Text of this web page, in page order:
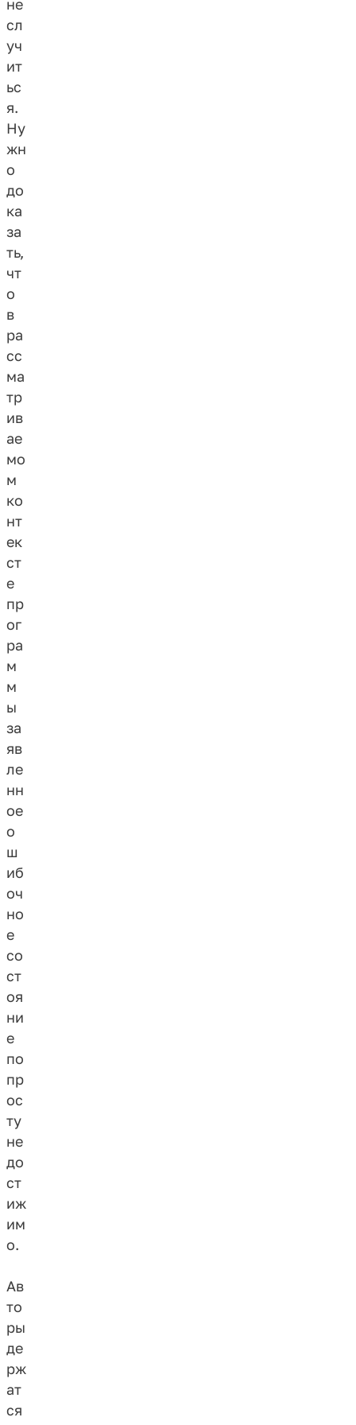
не
сл
уч
ит
ьс
я.
Ну
жн
о
до
ка
за
ть,
чт
о
в
ра
сс
ма
тр
ив
ае
мо
м
ко
нт
ек
ст
е
пр
ог
ра
м
м
ы
за
яв
ле
нн
ое
о
ш
иб
оч
но
е
со
ст
оя
ни
е
по
пр
ос
ту
не
до
ст
иж
им
о.
Ав
то
ры
де
рж
ат
ся